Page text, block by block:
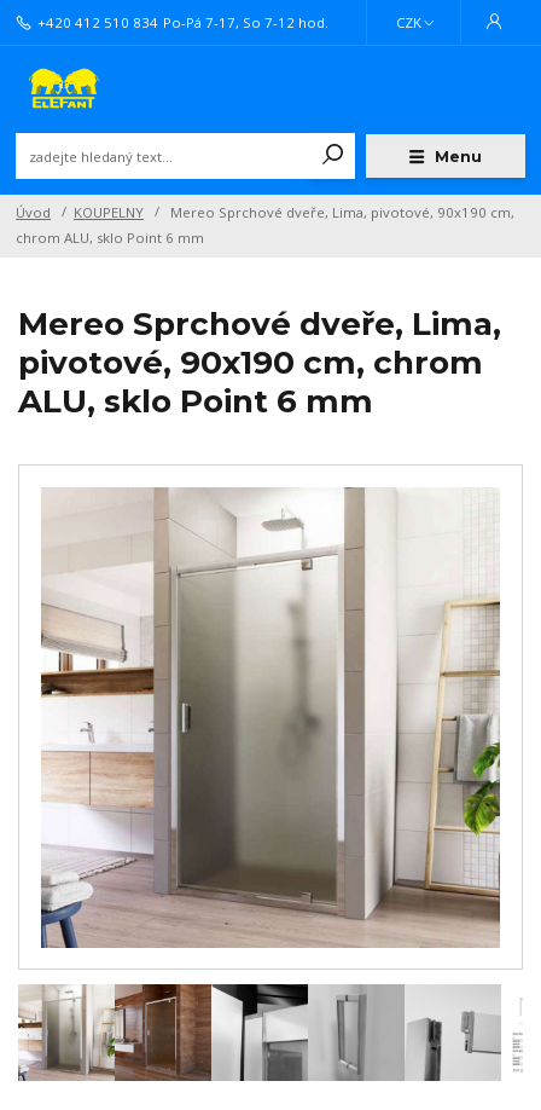
Menu
CZK
+420 412 510 834 Po-Pá 7-17, So 7-12 hod.
Úvod KOUPELNY
Mereo Sprchové dveře, Lima, pivotové, 90x190 cm,
chrom ALU, sklo Point 6 mm
Mereo Sprchové dveře, Lima,
pivotové, 90x190 cm, chrom
ALU, sklo Point 6 mm